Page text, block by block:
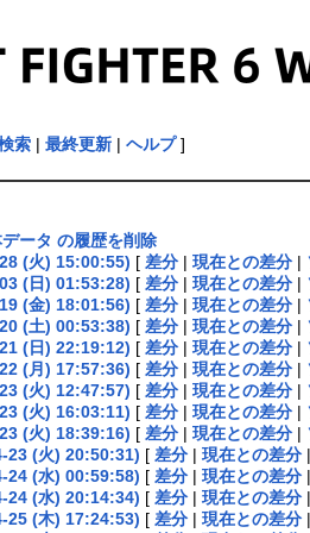
索| 最終更新| ヘルプ]
ータ の履歴を削除
(火) 15:00:55) [ 差分| 現在との差分|
(日) 01:53:28) [ 差分| 現在との差分|
(金) 18:01:56) [ 差分| 現在との差分|
(土) 00:53:38) [ 差分| 現在との差分|
(日) 22:19:12) [ 差分| 現在との差分|
(月) 17:57:36) [ 差分| 現在との差分|
(火) 12:47:57) [ 差分| 現在との差分|
(火) 16:03:11) [ 差分| 現在との差分|
(火) 18:39:16) [ 差分| 現在との差分|
23 (火) 20:50:31) [ 差分| 現在との差分|
24 (水) 00:59:58) [ 差分| 現在との差分|
24 (水) 20:14:34) [ 差分| 現在との差分|
25 (木) 17:24:53) [ 差分| 現在との差分|